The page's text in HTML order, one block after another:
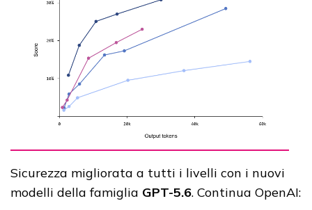
Sicurezza migliorata a tutti i livelli con i nuovi
modelli della famiglia GPT-5.6. Continua OpenAI: